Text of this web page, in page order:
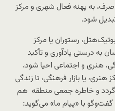
به پهنه فعال شهری و مرکز
شود.
رستوران یا مرکز
به درستی یادآوری و تأکید
هنری و اجتماعی احیا شود،
یا بازار فرهنگی، تا زندگی
و خاطره جمعی منطقه هم
با «پیام ما» می‌گوید: